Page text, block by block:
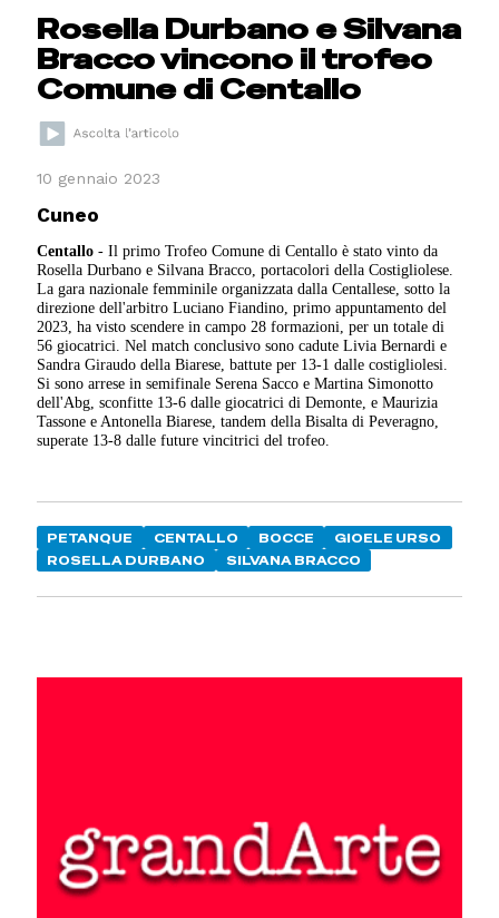
Rosella Durbano e Silvana
Bracco vincono il trofeo
Comune di Centallo
10 gennaio 2023
Cuneo
Centallo - Il primo Trofeo Comune di Centallo è stato vinto da
Rosella Durbano e Silvana Bracco, portacolori della Costigliolese.
La gara nazionale femminile organizzata dalla Centallese, sotto la
direzione dell'arbitro Luciano Fiandino, primo appuntamento del
2023, ha visto scendere in campo 28 formazioni, per un totale di
56 giocatrici. Nel match conclusivo sono cadute Livia Bernardi e
Sandra Giraudo della Biarese, battute per 13-1 dalle costigliolesi.
Si sono arrese in semifinale Serena Sacco e Martina Simonotto
dell'Abg, sconfitte 13-6 dalle giocatrici di Demonte, e Maurizia
Tassone e Antonella Biarese, tandem della Bisalta di Peveragno,
superate 13-8 dalle future vincitrici del trofeo.
PETANQUE CENTALLO BOCCE
GIOELE URSO
ROSELLA DURBANO
SILVANA BRACCO